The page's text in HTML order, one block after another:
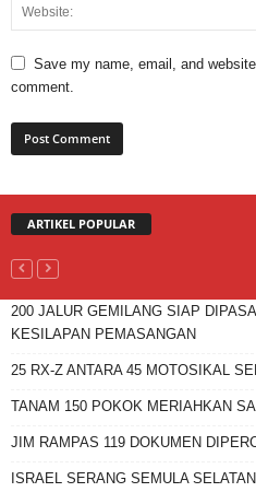
Save my name, email, and
comment.
ARTIKEL POPULAR
200 JALUR GEMILANG SIAP
KESILAPAN PEMASANGAN
25 RX-Z ANTARA 45 MOTOSIKAL
TANAM 150 POKOK MERIAHKAN
JIM RAMPAS 119 DOKUMEN
ISRAEL SERANG SEMULA